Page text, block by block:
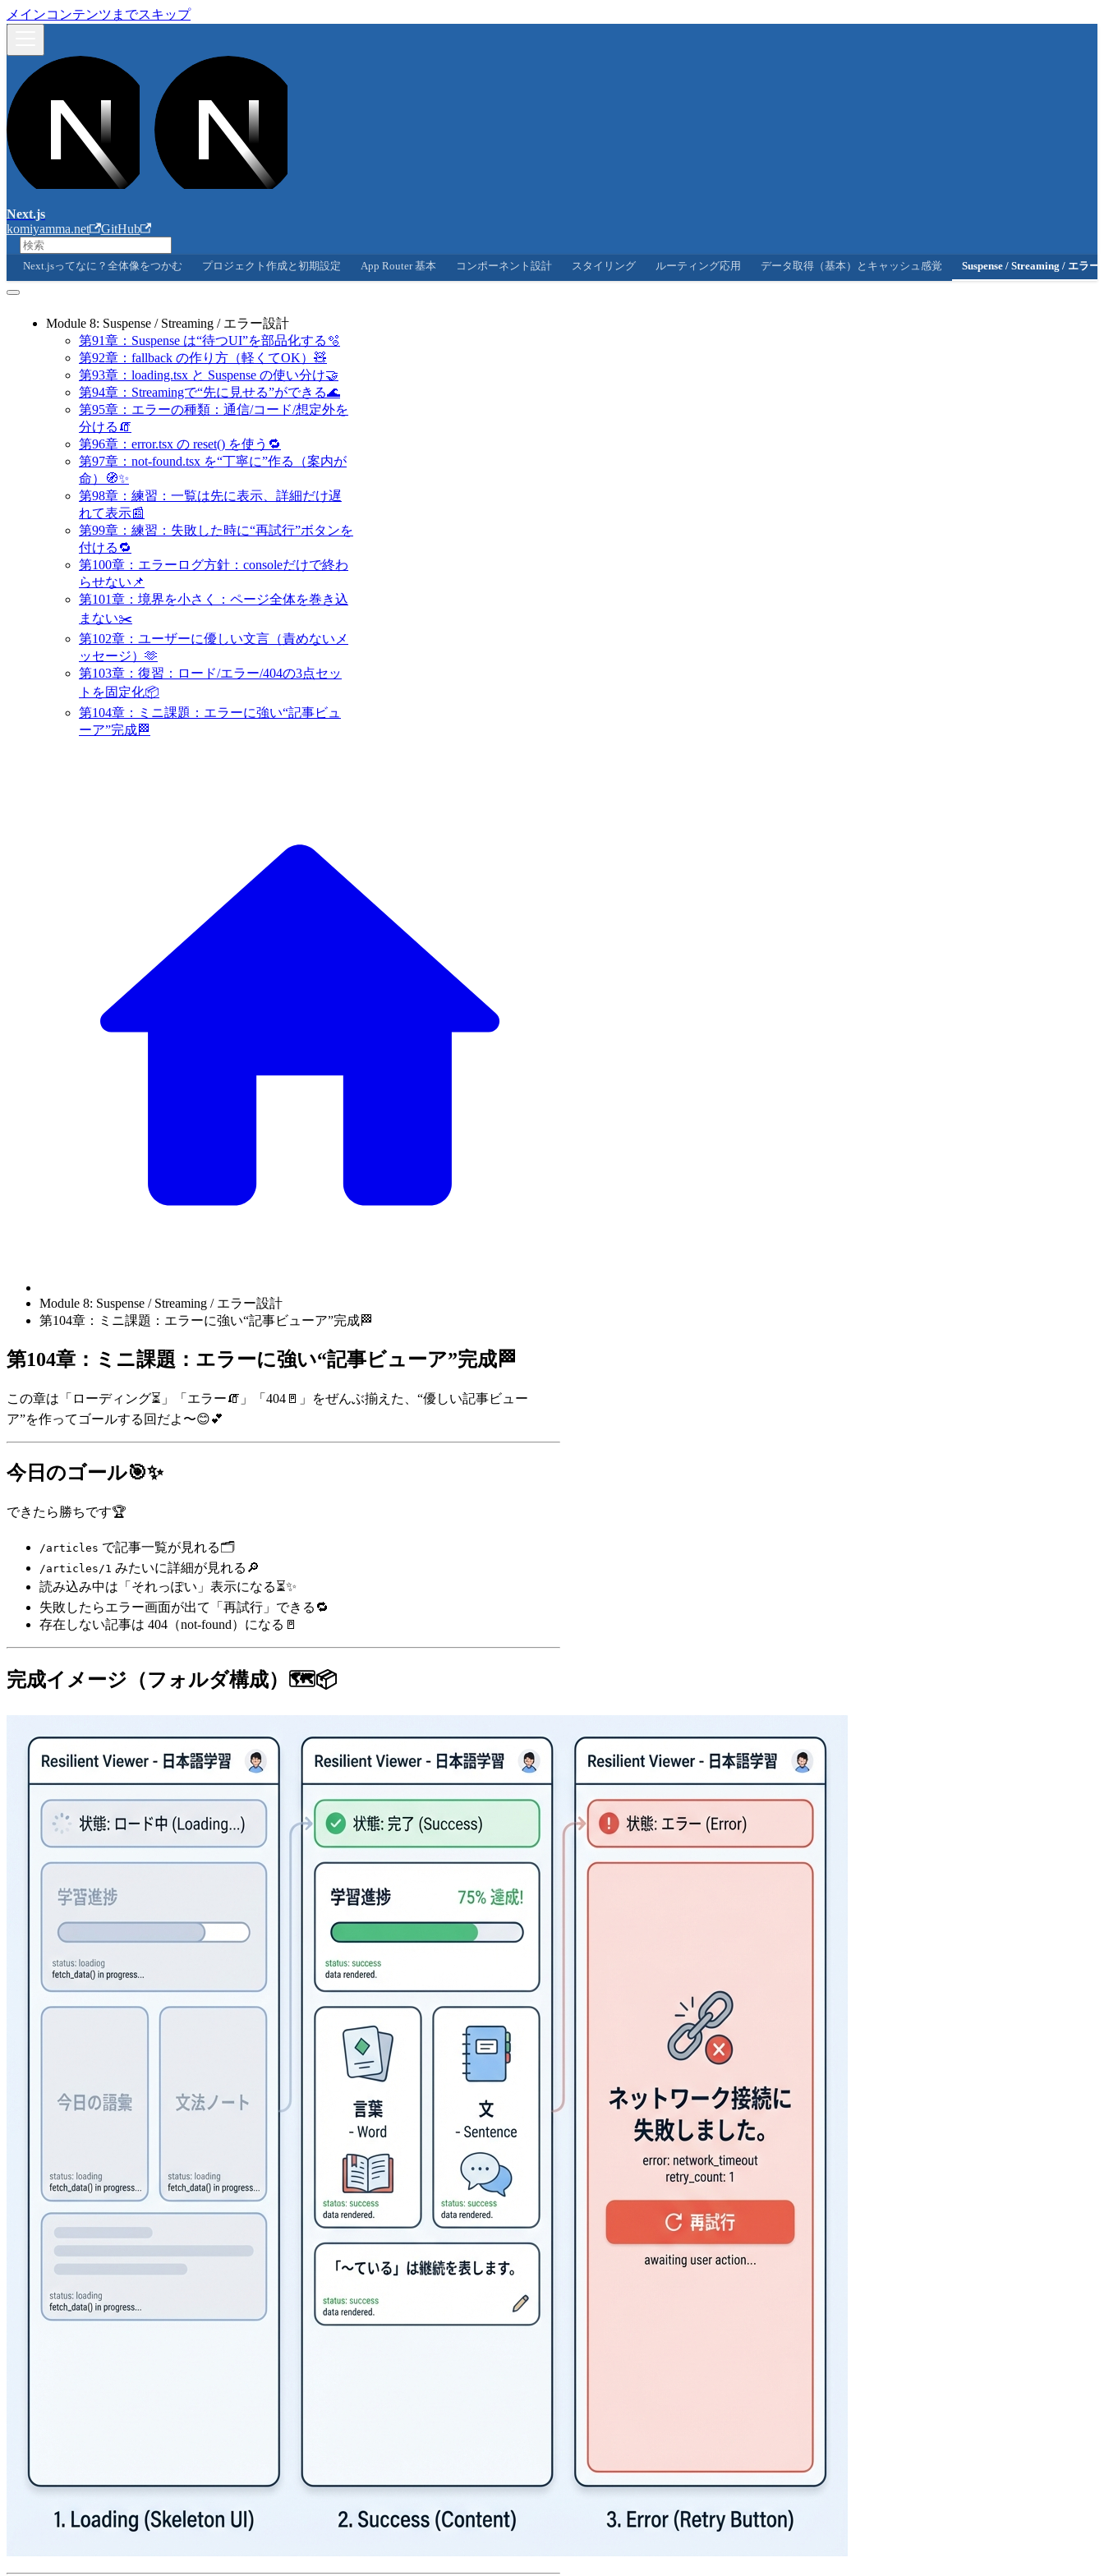
メインコンテンツまでスキップ
Next.js
komiyamma.net
GitHub
Next.jsってなに？全体像をつかむ プロジェクト作成と初期設定 App Router 基本 コンポーネント設計 スタイリング ルーティング応用 データ取得（基本）とキャッシュ感覚 Suspense / Streaming / エラー
Module 8: Suspense / Streaming / エラー設計
第91章：Suspense は“待つUI”を部品化する🫧
第92章：fallback の作り方（軽くてOK）🧸
第93章：loading.tsx と Suspense の使い分け🤝
第94章：Streamingで“先に見せる”ができる🌊
第95章：エラーの種類：通信/コード/想定外を
分ける🧯
第96章：error.tsx の reset() を使う🔁
第97章：not-found.tsx を“丁寧に”作る（案内が
命）🧭✨
第98章：練習：一覧は先に表示、詳細だけ遅
れて表示📰
第99章：練習：失敗した時に“再試行”ボタンを
付ける🔁
第100章：エラーログ方針：consoleだけで終わ
らせない📌
第101章：境界を小さく：ページ全体を巻き込
まない✂️
第102章：ユーザーに優しい文言（責めないメ
ッセージ）🫶
第103章：復習：ロード/エラー/404の3点セッ
トを固定化📦
第104章：ミニ課題：エラーに強い“記事ビュ
ーア”完成🏁
Module 8: Suspense / Streaming / エラー設計
第104章：ミニ課題：エラーに強い“記事ビューア”完成🏁
第104章：ミニ課題：エラーに強い“記事ビューア”完成🏁
この章は「ローディング⏳」「エラー🧯」「404🚪」をぜんぶ揃えた、“優しい記事ビュー
ア”を作ってゴールする回だよ〜😊💕
今日のゴール🎯✨
できたら勝ちです🏆
/articles で記事一覧が見れる🗂️
/articles/1 みたいに詳細が見れる🔎
読み込み中は「それっぽい」表示になる⏳✨
失敗したらエラー画面が出て「再試行」できる🔁
存在しない記事は 404（not-found）になる🚪
完成イメージ（フォルダ構成）🗺️📦